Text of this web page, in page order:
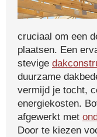
cruciaal om een
plaatsen. Een
stevige
duurzame
vermijd je tocht,
energiekosten.
afgewerkt met
Door te kiezen